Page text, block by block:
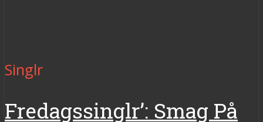
Singlr
Fredagssinglr’: Smag På